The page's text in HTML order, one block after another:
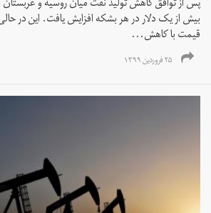
پس از توافق کاهش تولید نفت میان روسیه و
بیش از یک دلار در هر بشکه افزایش یافت. این در
قیمت با کاهش...
۲۵ فروردین ۱۳۹۹